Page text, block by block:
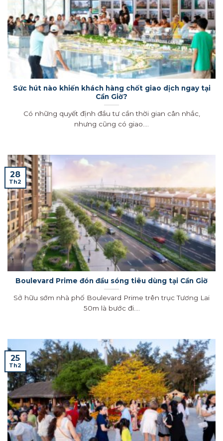
Sức hút nào khiến khách hàng chốt giao dịch ngay tại
Cần Giờ?
Có những quyết định đầu tư cần thời gian cân nhắc,
nhưng cũng có giao....
Boulevard Prime đón đầu sóng tiêu dùng tại Cần Giờ
Sở hữu sớm nhà phố Boulevard Prime trên trục Tương Lai
50m là bước đi....
28
Th2
25
Th2